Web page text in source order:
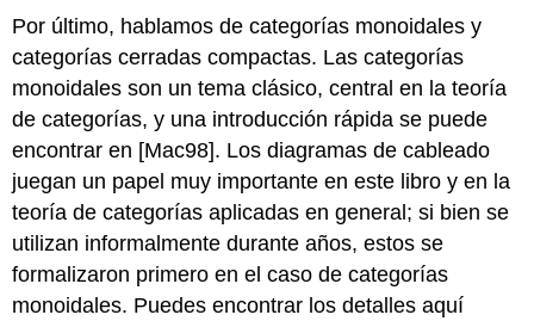
Por último, hablamos de categorías monoidales y
categorías cerradas compactas. Las categorías
monoidales son un tema clásico, central en la teoría
de categorías, y una introducción rápida se puede
encontrar en [Mac98]. Los diagramas de cableado
juegan un papel muy importante en este libro y en la
teoría de categorías aplicadas en general; si bien se
utilizan informalmente durante años, estos se
formalizaron primero en el caso de categorías
monoidales. Puedes encontrar los detalles aquí